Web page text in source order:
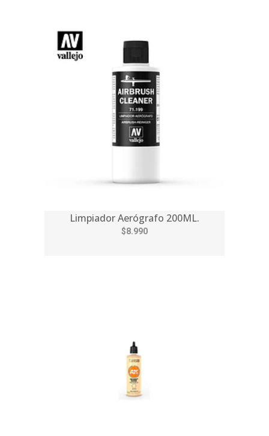
Limpiador Aerógrafo 200ML.
$8.990